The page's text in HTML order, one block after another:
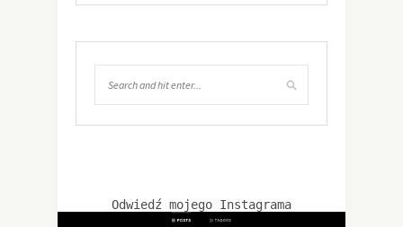
Odwiedź mojego Instagrama